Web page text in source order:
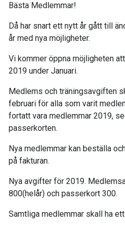
Bästa Medlemmar!
Då har snart ett nytt år gått till
år med nya möjligheter.
Vi kommer öppna möjligheten
2019 under Januari.
Medlems och träningsavgiften
februari för alla som varit
fortatt vara medlemmar 2019,
passerkorten.
Nya medlemmar kan beställa
på fakturan.
Nya avgifter för 2019.
800(helår) och passerkort 300.
Samtliga medlemmar skall ha